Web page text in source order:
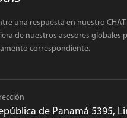
una respuesta en nuestro CHAT
de nuestros asesores globales
correspondiente.
de Panamá 5395,